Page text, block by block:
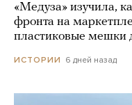
«Медуза» изучила,
фронта на
пластиковые мешки
ИСТОРИИ 6 дней назад